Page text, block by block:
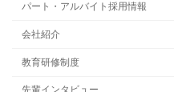
パート・アルバイト採用情報
会社紹介
教育研修制度